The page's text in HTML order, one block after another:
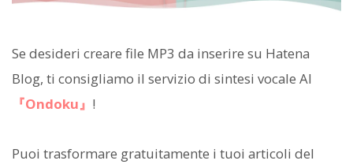
Se desideri creare file MP3 da inserire su Hatena
Blog, ti consigliamo il servizio di sintesi vocale AI
『Ondoku』 !
Puoi trasformare gratuitamente i tuoi articoli del